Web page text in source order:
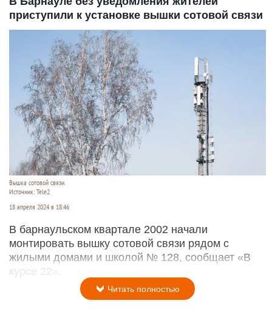
приступили к установке вышки сотовой связи
Вышка сотовой связи.
Источник: Tele2
18 апреля 2024 в 18:46
В барнаульском квартале 2002 начали
монтировать вышку сотовой связи рядом с
жилыми домами и школой № 128, сообщает «В
курсе 22».
Читать полностью